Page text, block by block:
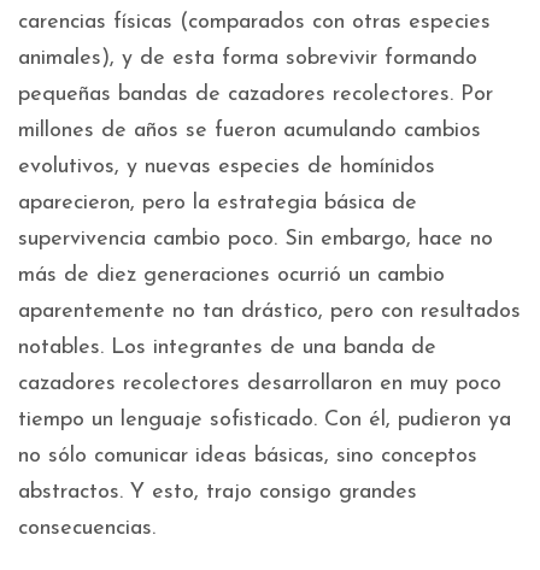
carencias físicas (comparados con otras especies
animales), y de esta forma sobrevivir formando
pequeñas bandas de cazadores recolectores. Por
millones de años se fueron acumulando cambios
evolutivos, y nuevas especies de homínidos
aparecieron, pero la estrategia básica de
supervivencia cambio poco. Sin embargo, hace no
más de diez generaciones ocurrió un cambio
aparentemente no tan drástico, pero con resultados
notables. Los integrantes de una banda de
cazadores recolectores desarrollaron en muy poco
tiempo un lenguaje sofisticado. Con él, pudieron ya
no sólo comunicar ideas básicas, sino conceptos
abstractos. Y esto, trajo consigo grandes
consecuencias.